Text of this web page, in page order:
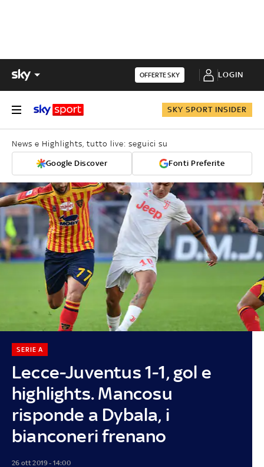
OFFERTE SKY LOGIN
SKY SPORT INSIDER
News e Highlights, tutto live: seguici su
Google Discover Fonti Preferite
Lecce-Juventus 1-1, gol e
highlights. Mancosu
risponde a Dybala, i
bianconeri frenano
SERIE A
26 ott 2019 - 14:00